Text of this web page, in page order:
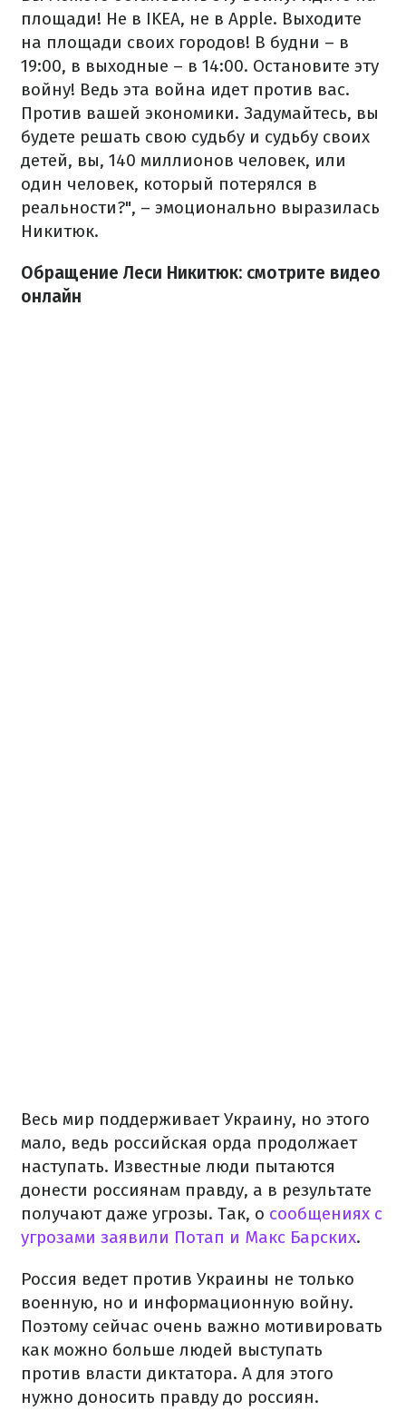
площади! Не в IKEA, не в Apple. Выходите
на площади своих городов! В будни – в
19:00, в выходные – в 14:00. Остановите эту
войну! Ведь эта война идет против вас.
Против вашей экономики. Задумайтесь, вы
будете решать свою судьбу и судьбу своих
детей, вы, 140 миллионов человек, или
один человек, который потерялся в
реальности?", – эмоционально выразилась
Никитюк.
Обращение Леси Никитюк: смотрите видео
онлайн
Весь мир поддерживает Украину, но этого
мало, ведь российская орда продолжает
наступать. Известные люди пытаются
донести россиянам правду, а в результате
получают даже угрозы. Так, о сообщениях с
угрозами заявили Потап и Макс Барских.
Россия ведет против Украины не только
военную, но и информационную войну.
Поэтому сейчас очень важно мотивировать
как можно больше людей выступать
против власти диктатора. А для этого
нужно доносить правду до россиян.